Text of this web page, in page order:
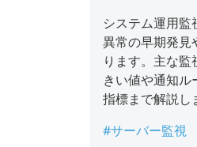
システム運用監
異常の早期発見
ります。主な
きい値や通知ル
指標まで解説し
#サーバー監視